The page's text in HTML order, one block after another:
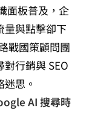
面板普及，企
量與點擊卻下
戰國策顧問團
行銷與 SEO
思。
AI 搜尋時